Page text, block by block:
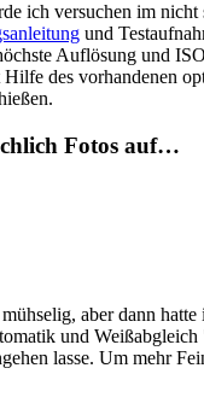
ich versuchen im
und
Auflösung und
des vorhandenen
Fotos auf…
aber dann
und
lasse. Um mehr